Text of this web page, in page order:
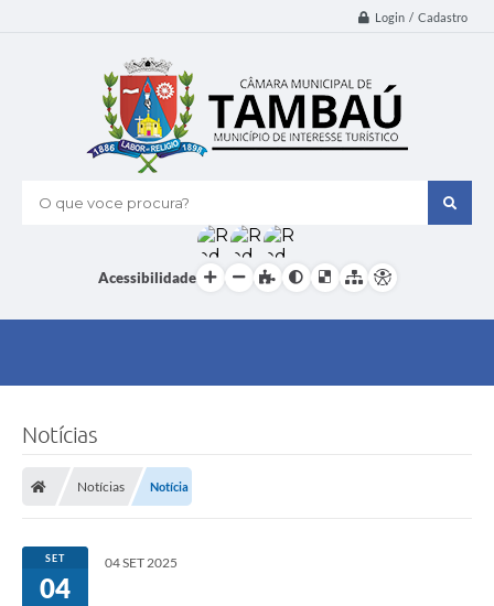
Login / Cadastro
O que voce procura?
Acessibilidade
Notícias
Notícias Notícia
SET
04
04 SET 2025